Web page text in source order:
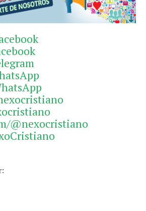
@nexocristiano